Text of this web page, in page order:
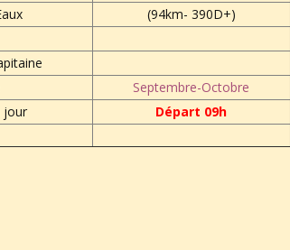
(94km- 390D+)
Septembre-Octobre
jour
Départ 09h